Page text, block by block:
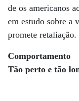
de os americanos
em estudo sobre a
promete retaliação.
Comportamento
Tão perto e tão